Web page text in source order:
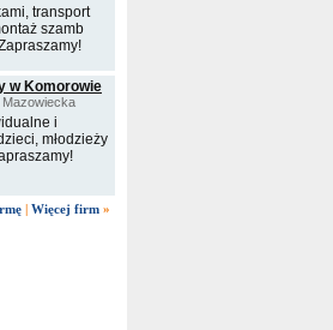
transport
szamb
w Komorowie
i
młodzieży
| Więcej firm »